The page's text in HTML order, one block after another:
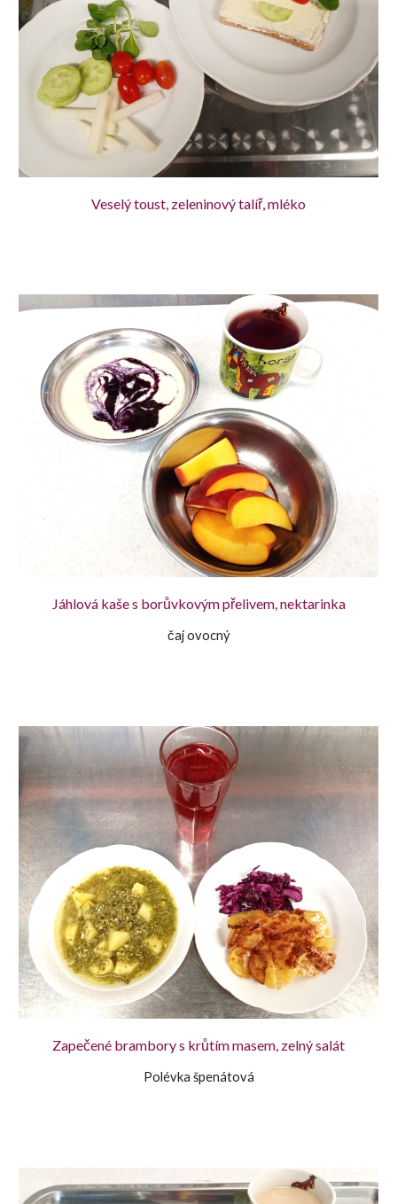
Veselý toust, zeleninový talíř, mléko
Jáhlová kaše s borůvkovým přelivem, nektarinka
čaj ovocný
Zapečené brambory s krůtím masem, zelný salát
Polévka špenátová